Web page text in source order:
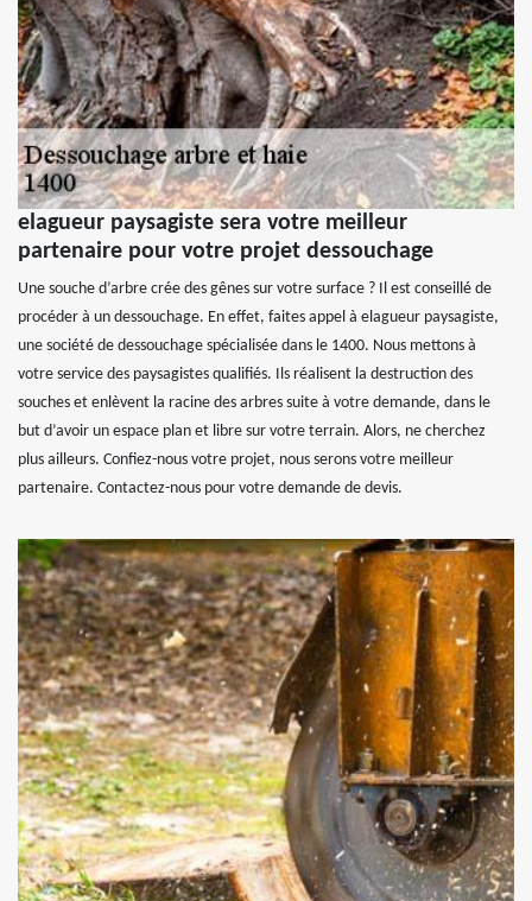
elagueur paysagiste sera votre meilleur
partenaire pour votre projet dessouchage
Une souche d’arbre crée des gênes sur votre surface ? Il est conseillé de
procéder à un dessouchage. En effet, faites appel à elagueur paysagiste,
une société de dessouchage spécialisée dans le 1400. Nous mettons à
votre service des paysagistes qualifiés. Ils réalisent la destruction des
souches et enlèvent la racine des arbres suite à votre demande, dans le
but d’avoir un espace plan et libre sur votre terrain. Alors, ne cherchez
plus ailleurs. Confiez-nous votre projet, nous serons votre meilleur
partenaire. Contactez-nous pour votre demande de devis.